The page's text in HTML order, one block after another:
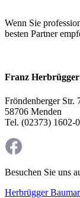
Wenn Sie
besten Partner
Franz
Fröndenberger Str.
58706 Menden
Tel. (02373) 1602-0
Besuchen Sie uns
Herbrügger